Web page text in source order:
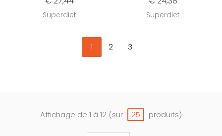
Superdiet Superdiet
1 2 3
Affichage de 1 à 12 (sur 25 produits)